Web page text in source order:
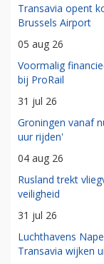
Transavia opent
Brussels Airport
05 aug 26
Voormalig
bij ProRail
31 jul 26
Groningen vanaf
uur rijden'
04 aug 26
Rusland trekt
veiligheid
31 jul 26
Luchthavens
Transavia wijken